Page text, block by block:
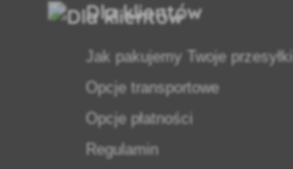
Dla klientów
Jak pakujemy Twoje przesyłki
Opcje transportowe
Opcje płatności
Regulamin